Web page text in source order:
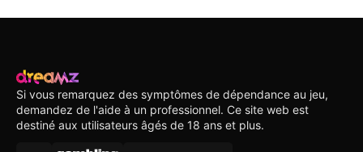
Si vous remarquez des symptômes de dépendance au jeu,
demandez de l'aide à un professionnel. Ce site web est
destiné aux utilisateurs âgés de 18 ans et plus.